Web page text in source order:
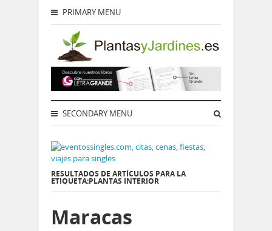
PRIMARY MENU
SECONDARY MENU
RESULTADOS DE ARTÍCULOS PARA LA
ETIQUETA:PLANTAS INTERIOR
Maracas